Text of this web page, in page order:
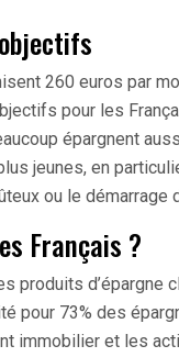
260 euros par
pour les
épargnent
jeunes, en
ou le démarrage
Français ?
produits
pour 73% des
immobilier et les